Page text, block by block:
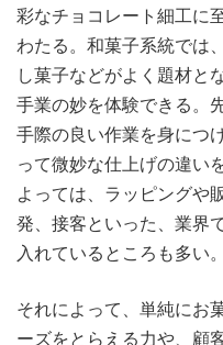
彩なチョコレート細工に
わたる。和菓子系統では
し菓子などがよく題材と
手業の妙を体験できる。
手際の良い作業を身につ
って微妙な仕上げの違い
よっては、ラッピングや
発、接客といった、業界
入れているところも多い。
それによって、単純にお
ーズをとらえる力や、顧